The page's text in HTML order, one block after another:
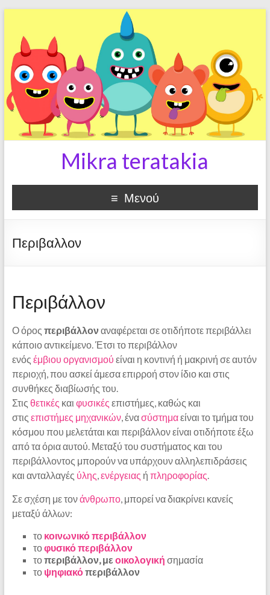
Mikra teratakia
Μενού
Περιβαλλον
Περιβάλλον
Ο όρος περιβάλλον αναφέρεται σε οτιδήποτε περιβάλλει
κάποιο αντικείμενο. Έτσι το περιβάλλον
ενός έμβιου οργανισμού είναι η κοντινή ή μακρινή σε αυτόν
περιοχή, που ασκεί άμεσα επιρροή στον ίδιο και στις
συνθήκες διαβίωσής του.
Στις θετικές και φυσικές επιστήμες, καθώς και
στις επιστήμες μηχανικών, ένασύστημαείναι το τμήμα του
κόσμου που μελετάται και περιβάλλον είναι οτιδήποτε έξω
από τα όρια αυτού. Μεταξύ του συστήματος και του
περιβάλλοντος μπορούν να υπάρχουν αλληλεπιδράσεις
και ανταλλαγές ύλης,ενέργειας ή πληροφορίας.
Σε σχέση με τονάνθρωπο, μπορεί να διακρίνει κανείς
μεταξύ άλλων:
το κοινωνικό περιβάλλον
τοφυσικό περιβάλλον
τοπεριβάλλον, με οικολογική σημασία
το ψηφιακόπεριβάλλον